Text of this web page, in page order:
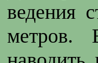
ведения
метров.